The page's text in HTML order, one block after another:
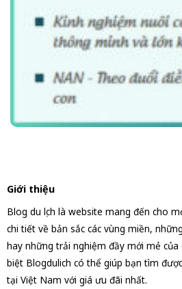
Giới thiệu
Blog du lịch là website mang đến cho
chi tiết về bản sắc các vùng miền,
hay những trải nghiệm đầy mới mẻ của
biệt Blogdulich có thể giúp bạn tìm
tại Việt Nam với giá ưu đãi nhất.